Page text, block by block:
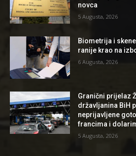
novca
5 Augusta, 2026
Biometrija i
ranije krao na
6 Augusta, 2026
Granični prijelaz
državljanina BiH
neprijavljene
francima i
5 Augusta, 2026